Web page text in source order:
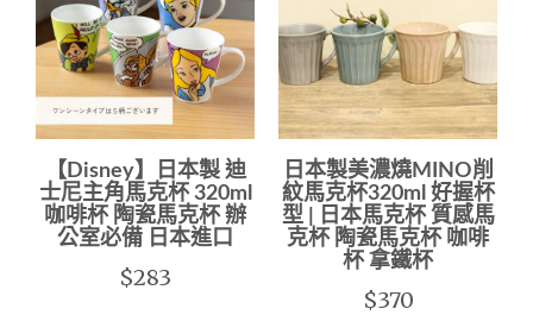
【Disney】日本製 迪
士尼主角馬克杯 320ml
咖啡杯 陶瓷馬克杯 辦
公室必備 日本進口
$283
日本製美濃燒MINO削
紋馬克杯320ml 好握杯
型 | 日本馬克杯 質感馬
克杯 陶瓷馬克杯 咖啡
杯 拿鐵杯
$370